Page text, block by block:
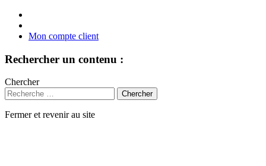
Mon compte client
Rechercher un contenu :
Chercher
Fermer et revenir au site